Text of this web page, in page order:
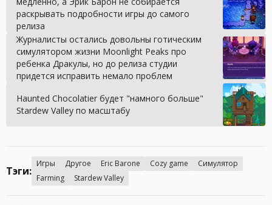
раскрывать подробности игры до самого
релиза
Журналисты остались довольны готическим
симулятором жизни Moonlight Peaks про
ребенка Дракулы, но до релиза студии
придется исправить немало проблем
Haunted Chocolatier будет "намного больше"
Stardew Valley по масштабу
Тэги:
Игры Другое Eric Barone Cozy game
Симулятор
Farming
Stardew Valley